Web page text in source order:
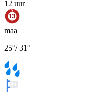
12 uur
maa
25°/31°